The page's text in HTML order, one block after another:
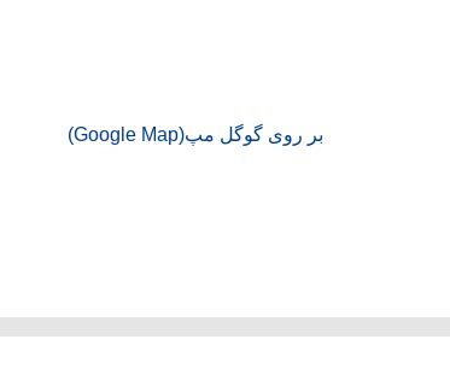
بر روی گوگل مپ(Google Map)